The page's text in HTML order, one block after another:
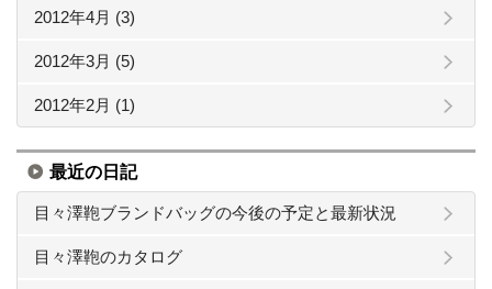
2012年4月 (3)
2012年3月 (5)
2012年2月 (1)
最近の日記
目々澤鞄ブランドバッグの今後の予定と最新状況
目々澤鞄のカタログ